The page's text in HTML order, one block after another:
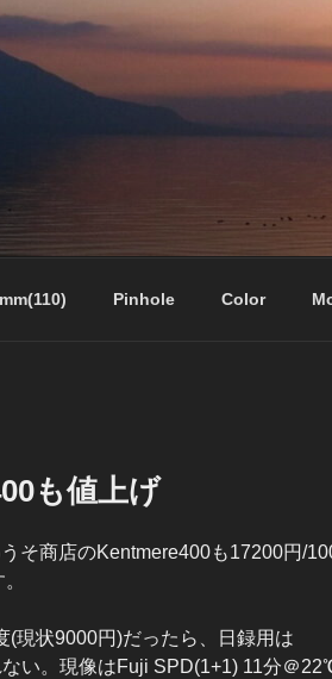
Pinhole Color
も値上げ
そ商店のKentmere400も17200円/
(現状9000円)だったら、日録用は
い。現像はFuji SPD(1+1) 11分＠